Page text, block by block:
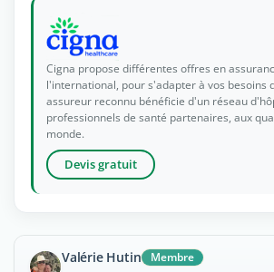
Cigna propose différentes offres en
l'international, pour s'adapter à vos besoins
assureur reconnu bénéficie d'un réseau
professionnels de santé partenaires, aux
monde.
Devis gratuit
Valérie Hutin Membre